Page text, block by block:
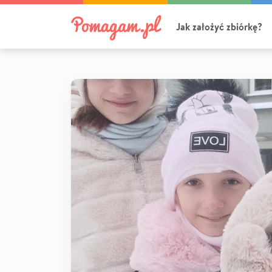
Jak założyć zbiórkę?